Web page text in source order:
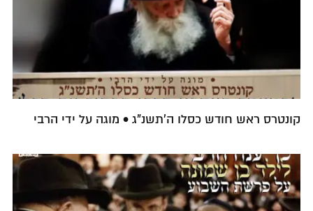
קונטרס ראש חודש כסלו ה'תשנ"ג • מוגה על ידי הרבי